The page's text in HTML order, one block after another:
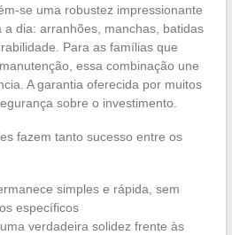
se uma robustez impressionante
dia: arranhões, manchas, batidas
Para as famílias que
essa combinação une
A garantia oferecida por muitos
sobre o investimento.
fazem tanto sucesso entre os
simples e rápida, sem
específicos
verdadeira solidez frente às